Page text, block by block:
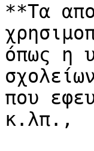
**Τα
όπως η
που
κ.λπ.,